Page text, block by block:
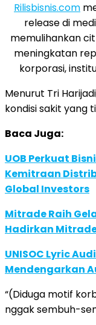
Rilisbisnis.com
release di
memulihankan
meningkatan
korporasi,
Menurut Tri
kondisi sakit yang
Baca Juga:
UOB Perkuat
Kemitraan
Global Investors
Mitrade Raih
Hadirkan
UNISOC Lyric
Mendengarkan
“(Diduga motif
nggak sembuh-